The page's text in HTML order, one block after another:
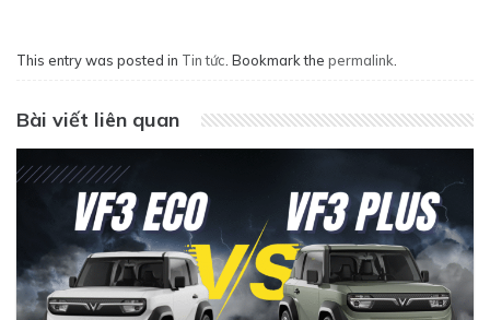
This entry was posted in Tin tức. Bookmark the permalink.
Bài viết liên quan